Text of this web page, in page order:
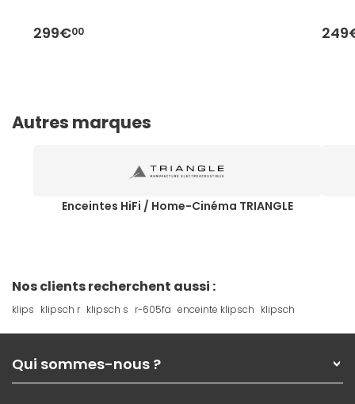
299€00
Autres marques
Enceintes HiFi / Home-Cinéma TRIANGLE
Nos clients recherchent aussi :
klips klipsch r klipsch s r-605fa enceinte klipsch klipsch
Qui sommes-nous ?